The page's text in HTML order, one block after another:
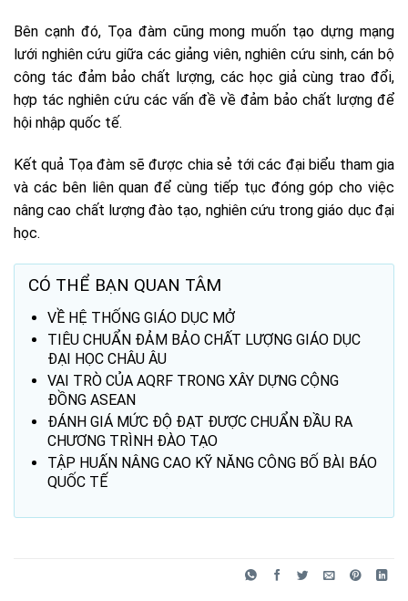
Bên cạnh đó, Tọa đàm cũng mong muốn tạo dựng mạng
lưới nghiên cứu giữa các giảng viên, nghiên cứu sinh, cán bộ
công tác đảm bảo chất lượng, các học giả cùng trao đổi,
hợp tác nghiên cứu các vấn đề về đảm bảo chất lượng để
hội nhập quốc tế.
Kết quả Tọa đàm sẽ được chia sẻ tới các đại biểu tham gia
và các bên liên quan để cùng tiếp tục đóng góp cho việc
nâng cao chất lượng đào tạo, nghiên cứu trong giáo dục đại
học.
CÓ THỂ BẠN QUAN TÂM
VỀ HỆ THỐNG GIÁO DỤC MỞ
TIÊU CHUẨN ĐẢM BẢO CHẤT LƯỢNG GIÁO DỤC
ĐẠI HỌC CHÂU ÂU
VAI TRÒ CỦA AQRF TRONG XÂY DỰNG CỘNG
ĐỒNG ASEAN
ĐÁNH GIÁ MỨC ĐỘ ĐẠT ĐƯỢC CHUẨN ĐẦU RA
CHƯƠNG TRÌNH ĐÀO TẠO
TẬP HUẤN NÂNG CAO KỸ NĂNG CÔNG BỐ BÀI BÁO
QUỐC TẾ